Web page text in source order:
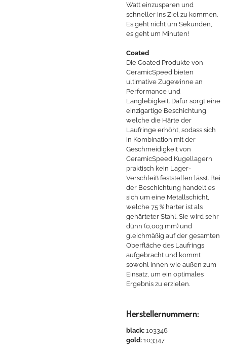
Watt einzusparen und
schneller ins Ziel zu kommen.
Es geht nicht um Sekunden,
es geht um Minuten!
Coated
Die Coated Produkte von
CeramicSpeed bieten
ultimative Zugewinne an
Performance und
Langlebigkeit. Dafür sorgt eine
einzigartige Beschichtung,
welche die Härte der
Laufringe erhöht, sodass sich
in Kombination mit der
Geschmeidigkeit von
CeramicSpeed Kugellagern
praktisch kein Lager-
Verschleiß feststellen lässt. Bei
der Beschichtung handelt es
sich um eine Metallschicht,
welche 75 % härter ist als
gehärteter Stahl. Sie wird sehr
dünn (0,003 mm) und
gleichmäßig auf der gesamten
Oberfläche des Laufrings
aufgebracht und kommt
sowohl innen wie außen zum
Einsatz, um ein optimales
Ergebnis zu erzielen.
Herstellernummern:
black: 103346
gold: 103347